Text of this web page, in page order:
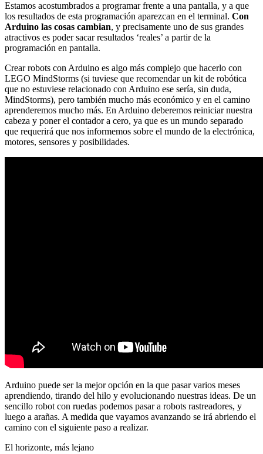
Estamos acostumbrados a programar frente a una pantalla, y a que
los resultados de esta programación aparezcan en el terminal. Con
Arduino las cosas cambian, y precisamente uno de sus grandes
atractivos es poder sacar resultados ‘reales’ a partir de la
programación en pantalla.
Crear robots con Arduino es algo más complejo que hacerlo con
LEGO MindStorms (si tuviese que recomendar un kit de robótica
que no estuviese relacionado con Arduino ese sería, sin duda,
MindStorms), pero también mucho más económico y en el camino
aprenderemos mucho más. En Arduino deberemos reiniciar nuestra
cabeza y poner el contador a cero, ya que es un mundo separado
que requerirá que nos informemos sobre el mundo de la electrónica,
motores, sensores y posibilidades.
Arduino puede ser la mejor opción en la que pasar varios meses
aprendiendo, tirando del hilo y evolucionando nuestras ideas. De un
sencillo robot con ruedas podemos pasar a robots rastreadores, y
luego a arañas. A medida que vayamos avanzando se irá abriendo el
camino con el siguiente paso a realizar.
El horizonte, más lejano